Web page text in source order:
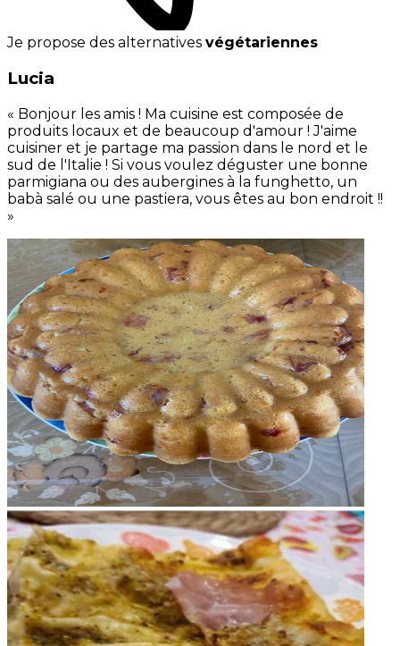
Je propose des alternatives végétariennes
Lucia
« Bonjour les amis ! Ma cuisine est composée de
produits locaux et de beaucoup d'amour ! J'aime
cuisiner et je partage ma passion dans le nord et le
sud de l'Italie ! Si vous voulez déguster une bonne
parmigiana ou des aubergines à la funghetto, un
babà salé ou une pastiera, vous êtes au bon endroit !!
»